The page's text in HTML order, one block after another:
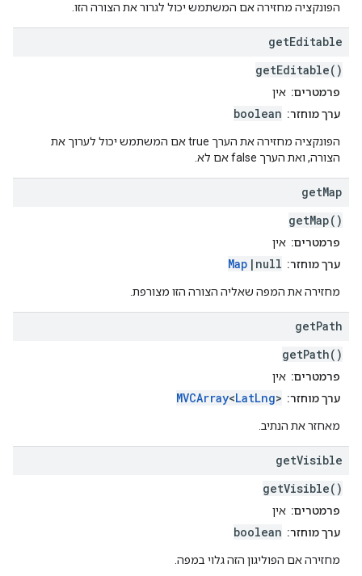
הפונקציה מחזירה אם המשתמש יכול לגרור את הצורה הזו.
getEditable
getEditable()
פרמטרים: אין
ערך מוחזר: boolean
הפונקציה מחזירה את הערך true אם המשתמש יכול לערוך את
הצורה, ואת הערך false אם לא.
getMap
getMap()
פרמטרים: אין
ערך מוחזר:
Map |null
מחזירה את המפה שאליה הצורה הזו מצורפת.
getPath
getPath()
פרמטרים: אין
ערך מוחזר:
MVCArray<LatLng>
מאחזר את הנתיב.
getVisible
getVisible()
פרמטרים: אין
ערך מוחזר: boolean
מחזירה אם הפוליגון הזה גלוי במפה.